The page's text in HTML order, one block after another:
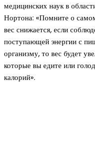
медицинских наук в
Нортона: «Помните о
вес снижается, если
поступающей энергии с
организму, то вес будет
которые вы едите или
калорий».